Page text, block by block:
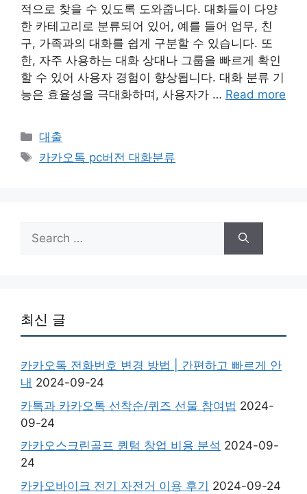
적으로 찾을 수 있도록 도와줍니다. 대화들이 다양
한 카테고리로 분류되어 있어, 예를 들어 업무, 친
구, 가족과의 대화를 쉽게 구분할 수 있습니다. 또
한, 자주 사용하는 대화 상대나 그룹을 빠르게 확인
할 수 있어 사용자 경험이 향상됩니다. 대화 분류 기
능은 효율성을 극대화하며, 사용자가 … Read more
Categories
대출
Tags
카카오톡 pc버전 대화분류
Search
for:
최신 글
카카오톡 전화번호 변경 방법 | 간편하고 빠르게 안
내 2024-09-24
카톡과 카카오톡 선착순/퀴즈 선물 참여법 2024-
09-24
카카오스크린골프 퀀텀 창업 비용 분석 2024-09-
24
카카오바이크 전기 자전거 이용 후기 2024-09-24